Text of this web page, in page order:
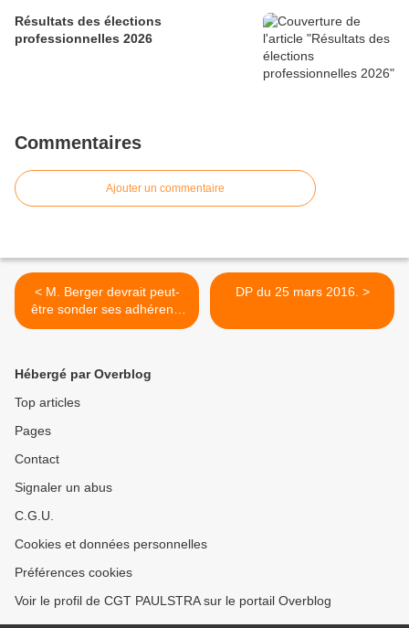
Résultats des élections
professionnelles 2026
Commentaires
Ajouter un commentaire
< M. Berger devrait peut-
être sonder ses adhérents
!!!
DP du 25 mars 2016. >
Hébergé par Overblog
Top articles
Pages
Contact
Signaler un abus
C.G.U.
Cookies et données personnelles
Préférences cookies
Voir le profil de CGT PAULSTRA sur le portail Overblog